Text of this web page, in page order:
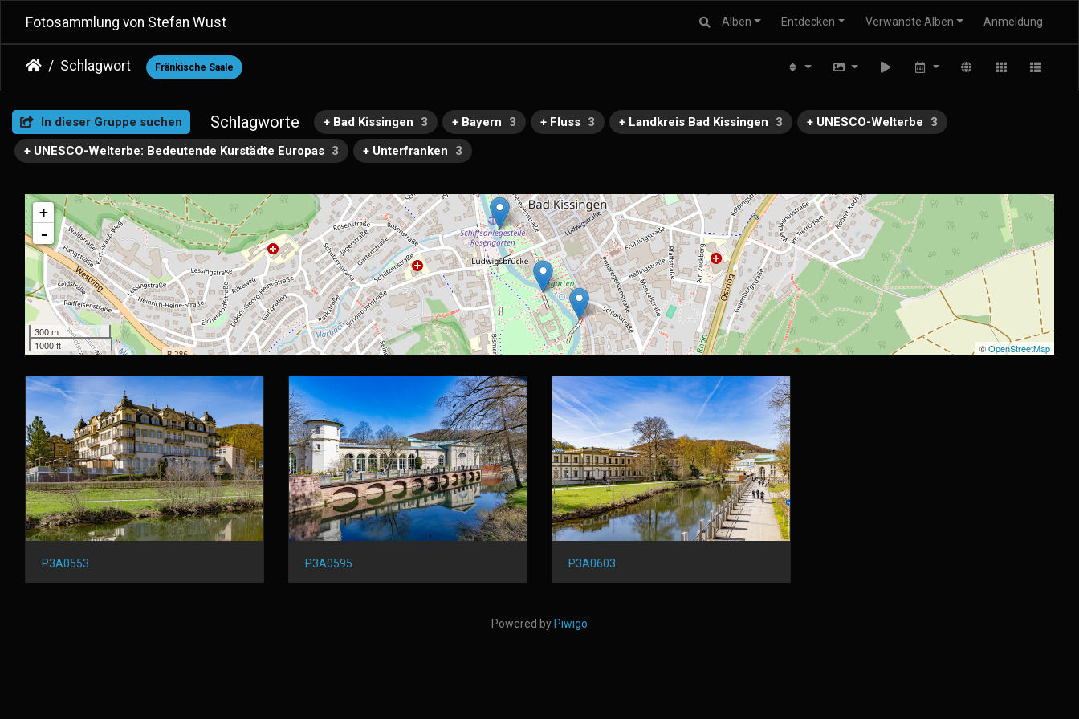
Fotosammlung von Stefan Wust Alben Entdecken Verwandte Alben Anmeldung
Schlagwort Fränkische Saale
In dieser Gruppe suchen Schlagworte + Bad Kissingen 3 + Bayern 3 + Fluss 3 + Landkreis Bad Kissingen 3 + UNESCO-Welterbe
3
+ UNESCO-Welterbe: Bedeutende Kurstädte Europas 3 + Unterfranken 3
+
-
300 m
1000 ft
©OpenStreetMap
P3A0553 P3A0595 P3A0603
Powered by Piwigo